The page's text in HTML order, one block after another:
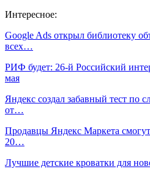
Интересное:
Google Ads открыл библиотеку
всех…
РИФ будет: 26-й Российский
мая
Яндекс создал забавный тест по
от…
Продавцы Яндекс Маркета смогут
20…
Лучшие детские кроватки для